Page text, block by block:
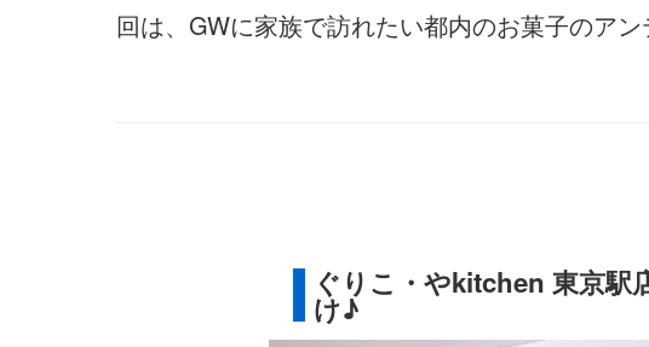
回は、GWに家族で訪れたい都内のお菓子のアン
ぐりこ・やkitchen 東京駅
け♪